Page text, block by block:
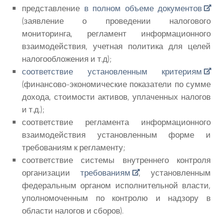
представление в полном объеме документов
(заявление о проведении налогового
мониторинга, регламент информационного
взаимодействия, учетная политика для целей
налогообложения и т.д);
соответствие установленным критериям
(финансово-экономические показатели по сумме
дохода, стоимости активов, уплаченных налогов
и т.д.);
соответствие регламента информационного
взаимодействия установленным форме и
требованиям к регламенту;
соответствие системы внутреннего контроля
организации требованиям
, установленным
федеральным органом исполнительной власти,
уполномоченным по контролю и надзору в
области налогов и сборов).